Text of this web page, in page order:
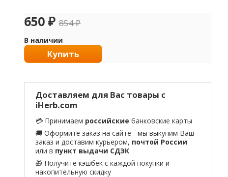
650 ₽ 854₽
В наличии
Купить
Доставляем для Вас товары с
iHerb.com
💳 Принимаем российские банковские карты
🚚 Оформите заказ на сайте - мы выкупим Ваш
заказ и доставим курьером, почтой России
или в пункт выдачи СДЭК
🎁 Получите кэшбек с каждой покупки и
накопительную скидку